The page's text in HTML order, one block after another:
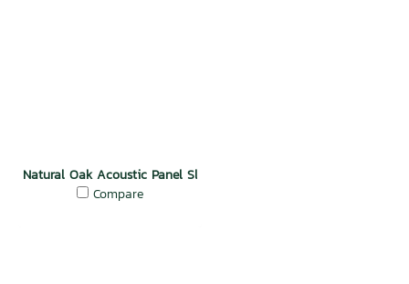
Natural Oak Acoustic Panel Slat Wall
Compare